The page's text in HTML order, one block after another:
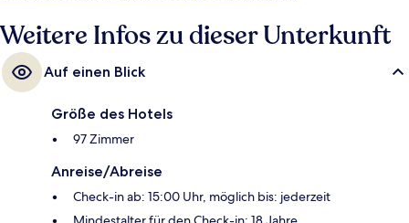
Weitere Infos zu dieser Unterkunft
Auf einen Blick
Größe des Hotels
97 Zimmer
Anreise/Abreise
Check-in ab: 15:00 Uhr, möglich bis: jederzeit